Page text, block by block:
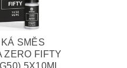
SMĚS
ZERO FIFTY